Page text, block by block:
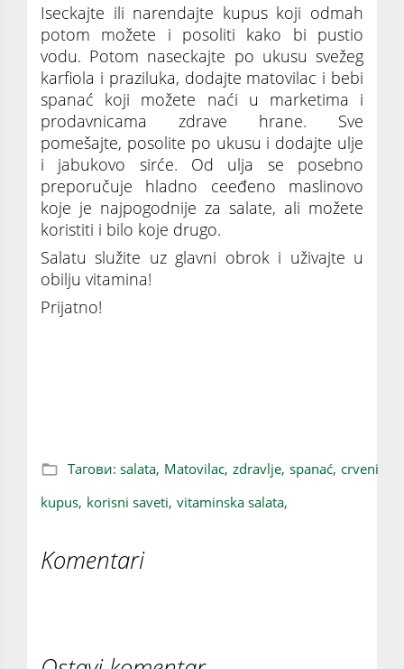
Iseckajte ili narendajte kupus koji odmah
potom možete i posoliti kako bi pustio
vodu. Potom naseckajte po ukusu svežeg
karfiola i praziluka, dodajte matovilac i bebi
spanać koji možete naći u marketima i
prodavnicama zdrave hrane. Sve
pomešajte, posolite po ukusu i dodajte ulje
i jabukovo sirće. Od ulja se posebno
preporučuje hladno ceeđeno maslinovo
koje je najpogodnije za salate, ali možete
koristiti i bilo koje drugo.
Salatu služite uz glavni obrok i uživajte u
obilju vitamina!
Prijatno!
Тагови: salata, Matovilac, zdravlje, spanać, crveni
kupus, korisni saveti, vitaminska salata,
Komentari